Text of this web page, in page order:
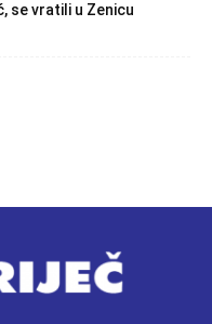
se vratili u Zenicu